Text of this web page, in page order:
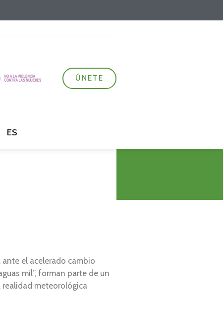
ÚNETE
ES
el acelerado cambio
mil”, forman parte de un
meteorológica